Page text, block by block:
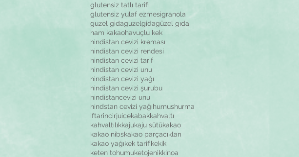
glutensiz tatlı tarifi
glutensiz yulaf ezmesigranola
guzel gidaguzelgidagüzel gıda
ham kakaohavuçlu kek
hindistan cevizi kreması
hindistan cevizi rendesi
hindistan cevizi tarif
hindistan cevizi unu
hindistan cevizi yağı
hindistan cevizi şurubu
hindistancevizi unu
hindstan cevizi yağıhumushurma
iftarincirjuicekabakkahvaltı
kahvaltılıkkajukaju sütükakao
kakao nibskakao parçacıkları
kakao yağıkek tarifikekik
keten tohumuketojenikkinoa